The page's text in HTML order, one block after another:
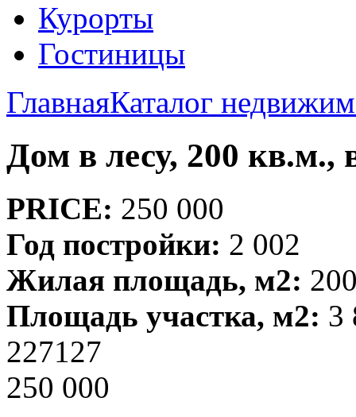
Курорты
Гостиницы
ГлавнаяКаталог
Дом в лесу, 200 кв.м.,
PRICE: 250 000
Год постройки: 2 002
Жилая площадь, м2:
Площадь участка, м2: 3
227127
250 000